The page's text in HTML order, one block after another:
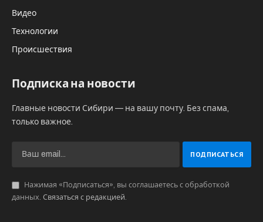
Видео
Технологии
Происшествия
Подписка на новости
Главные новости Сибири — на вашу почту. Без спама,
только важное.
Нажимая «Подписаться», вы соглашаетесь с обработкой
данных. Связаться с редакцией